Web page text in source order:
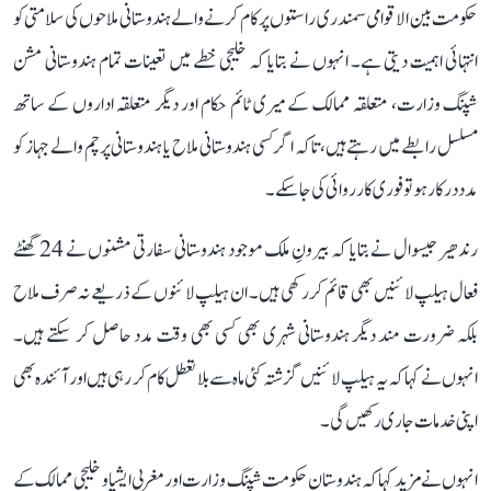
حکومت بین الاقوامی سمندری راستوں پر کام کرنے والے ہندوستانی ملاحوں کی سلامتی کو
انتہائی اہمیت دیتی ہے۔ انہوں نے بتایا کہ خلیجی خطے میں تعینات تمام ہندوستانی مشن
شپنگ وزارت، متعلقہ ممالک کے میری ٹائم حکام اور دیگر متعلقہ اداروں کے ساتھ
مسلسل رابطے میں رہتے ہیں، تاکہ اگر کسی ہندوستانی ملاح یا ہندوستانی پرچم والے جہاز کو
مدد درکار ہو تو فوری کارروائی کی جا سکے۔
رندھیر جیسوال نے بتایا کہ بیرونِ ملک موجود ہندوستانی سفارتی مشنوں نے 24 گھنٹے
فعال ہیلپ لائنیں بھی قائم کر رکھی ہیں۔ ان ہیلپ لائنوں کے ذریعے نہ صرف ملاح
بلکہ ضرورت مند دیگر ہندوستانی شہری بھی کسی بھی وقت مدد حاصل کر سکتے ہیں۔
انہوں نے کہا کہ یہ ہیلپ لائنیں گزشتہ کئی ماہ سے بلا تعطل کام کر رہی ہیں اور آئندہ بھی
اپنی خدمات جاری رکھیں گی۔
انہوں نے مزید کہا کہ ہندوستان حکومت شپنگ وزارت اور مغربی ایشیا و خلیجی ممالک کے